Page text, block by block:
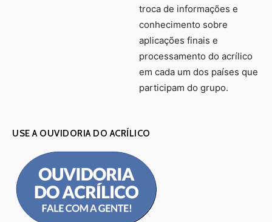
troca de informações e
conhecimento sobre
aplicações finais e
processamento do acrílico
em cada um dos países que
participam do grupo.
USE A OUVIDORIA DO ACRÍLICO